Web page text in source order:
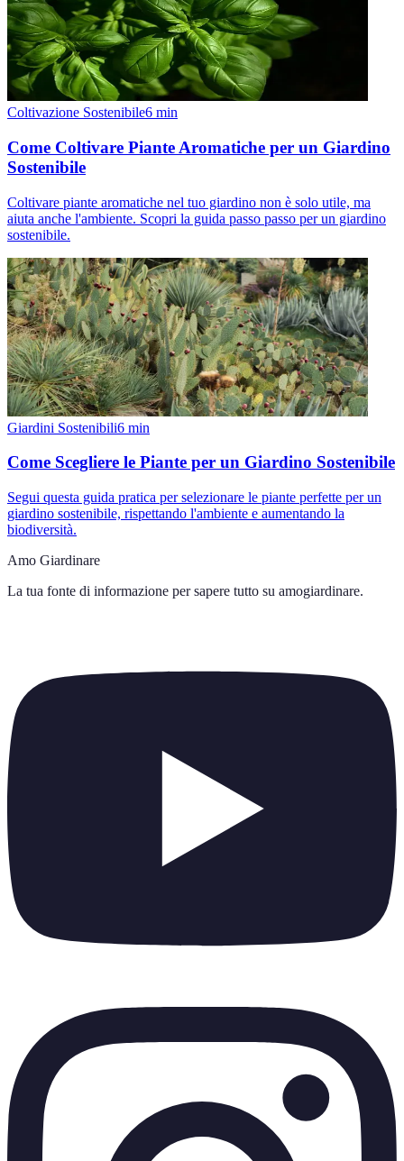
Coltivazione Sostenibile6 min
Come Coltivare Piante Aromatiche per un Giardino
Sostenibile
Coltivare piante aromatiche nel tuo giardino non è solo utile, ma
aiuta anche l'ambiente. Scopri la guida passo passo per un giardino
sostenibile.
Giardini Sostenibili6 min
Come Scegliere le Piante per un Giardino Sostenibile
Segui questa guida pratica per selezionare le piante perfette per un
giardino sostenibile, rispettando l'ambiente e aumentando la
biodiversità.
Amo Giardinare
La tua fonte di informazione per sapere tutto su amogiardinare.